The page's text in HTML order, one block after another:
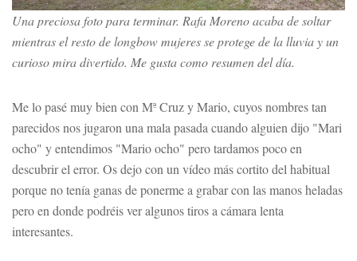
Una preciosa foto para terminar. Rafa Moreno acaba de soltar
mientras el resto de longbow mujeres se protege de la lluvia y un
curioso mira divertido. Me gusta como resumen del día.
Me lo pasé muy bien con Mª Cruz y Mario, cuyos nombres tan
parecidos nos jugaron una mala pasada cuando alguien dijo "Mari
ocho" y entendimos "Mario ocho" pero tardamos poco en
descubrir el error. Os dejo con un vídeo más cortito del habitual
porque no tenía ganas de ponerme a grabar con las manos heladas
pero en donde podréis ver algunos tiros a cámara lenta
interesantes.